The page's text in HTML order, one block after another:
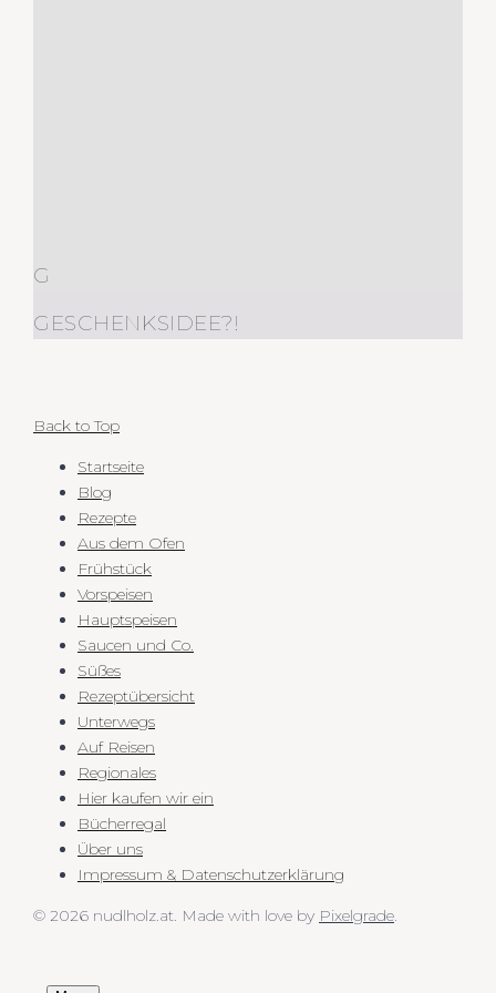
G
GESCHENKSIDEE?!
Back to Top
Startseite
Blog
Rezepte
Aus dem Ofen
Frühstück
Vorspeisen
Hauptspeisen
Saucen und Co.
Süßes
Rezeptübersicht
Unterwegs
Auf Reisen
Regionales
Hier kaufen wir ein
Bücherregal
Über uns
Impressum & Datenschutzerklärung
© 2026 nudlholz.at. Made with love by Pixelgrade.